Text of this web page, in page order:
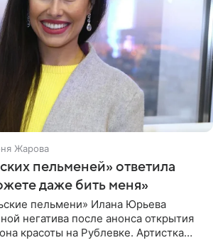
Жарова
пельменей» ответила
даже бить меня»
пельмени» Илана Юрьева
негатива после анонса открытия
красоты на Рублевке. Артистка